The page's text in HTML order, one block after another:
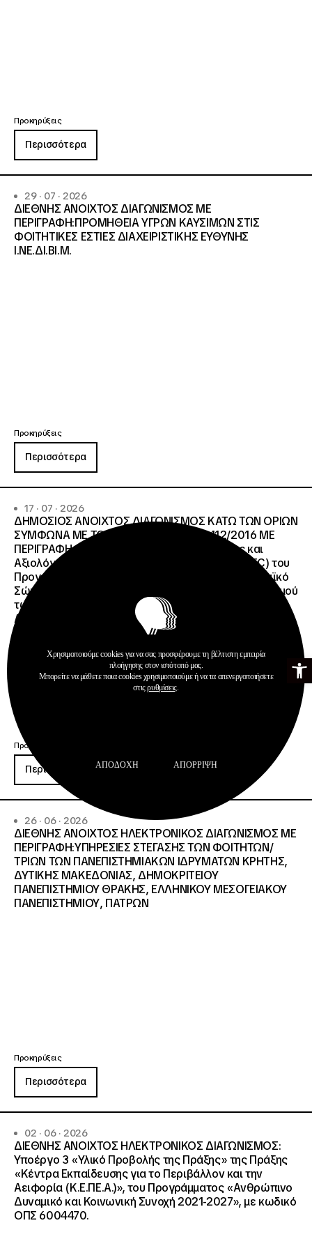
Ανοίξτε
Προκηρύξεις
Περισσότερα
29 · 07 · 2026
ΔΙΕΘΝΗΣ ΑΝΟΙΧΤΟΣ ΔΙΑΓΩΝΙΣΜΟΣ ΜΕ
ΠΕΡΙΓΡΑΦΗ:ΠΡΟΜΗΘΕΙΑ ΥΓΡΩΝ ΚΑΥΣΙΜΩΝ ΣΤΙΣ
ΦΟΙΤΗΤΙΚΕΣ ΕΣΤΙΕΣ ΔΙΑΧΕΙΡΙΣΤΙΚΗΣ ΕΥΘΥΝΗΣ
Ι.ΝΕ.ΔΙ.ΒΙ.Μ.
Προκηρύξεις
Περισσότερα
17 · 07 · 2026
ΔΗΜΟΣΙΟΣ ΑΝΟΙΧΤΟΣ ΔΙΑΓΩΝΙΣΜΟΣ ΚΑΤΩ ΤΩΝ ΟΡΙΩΝ
ΣΥΜΦΩΝΑ ΜΕ ΤΟ ΑΡΘΡΟ 107 ΤΟΥ Ν.4412/2016 ΜΕ
ΠΕΡΙΓΡΑΦΗ: Διοργάνωση Κύκλου Κατάρτισης και
Αξιολόγησης (Training and Evaluation Cycle – TEC) του
Προγράμματος European Solidarity Corps (Ευρωπαϊκό
Σώμα Αλληλεγγύης) της Εθνικής Μονάδας Συντονισμού
των Προγραμμάτων Erasmus+/Τομέας Νεολαία &
Αθλητισμός και Ευρωπαϊκό Σώμα Αλληλεγγύης ΜΕ
ΠΡΟΫΠΟΛΓΙΣΜΟ:258.064,52 € μη
ΣΥΝΟΛΙΚΗ ΑΞΙΑ 320.000,00 €.
Προκηρύξεις
Περισσότερα
26 · 06 · 2026
ΔΙΕΘΝΗΣ ΑΝΟΙΧΤΟΣ ΗΛΕΚΤΡΟΝΙΚΟΣ ΔΙΑΓΩΝΙΣΜΟΣ ΜΕ
ΠΕΡΙΓΡΑΦΗ:ΥΠΗΡΕΣΙΕΣ ΣΤΕΓΑΣΗΣ ΤΩΝ ΦΟΙΤΗΤΩΝ/
ΤΡΙΩΝ ΤΩΝ ΠΑΝΕΠΙΣΤΗΜΙΑΚΩΝ ΙΔΡΥΜΑΤΩΝ KΡΗΤΗΣ,
ΔΥΤΙΚΗΣ ΜΑΚΕΔΟΝΙΑΣ, ΔΗΜΟΚΡΙΤΕΙΟΥ
ΠΑΝΕΠΙΣΤΗΜΙΟΥ ΘΡΑΚΗΣ, ΕΛΛΗΝΙΚΟΥ ΜΕΣΟΓΕΙΑΚΟΥ
ΠΑΝΕΠΙΣΤΗΜΙΟΥ, ΠΑΤΡΩΝ
Προκηρύξεις
Περισσότερα
02 · 06 · 2026
ΔΙΕΘΝΗΣ ΑΝΟΙΧΤΟΣ ΗΛΕΚΤΡΟΝΙΚΟΣ ΔΙΑΓΩΝΙΣΜΟΣ:
Υποέργο 3 «Υλικό Προβολής της Πράξης» της Πράξης
«Κέντρα Εκπαίδευσης για το Περιβάλλον και την
Αειφορία (Κ.Ε.ΠΕ.Α.)», του Προγράμματος «Ανθρώπινο
Δυναμικό και Κοινωνική Συνοχή 2021-2027», με κωδικό
ΟΠΣ 6004470.
Χρησιμοποιούμε cookies για να σας προσφέρουμε τη βέλτιστη εμπειρία
πλοήγησης στον ιστότοπό μας.
Μπορείτε να μάθετε ποια cookies χρησιμοποιούμε ή να τα απενεργοποιήσετε
στιςρυθμίσεις.
ΑΠΟΔΟΧΉ ΑΠΌΡΡΙΨΗ